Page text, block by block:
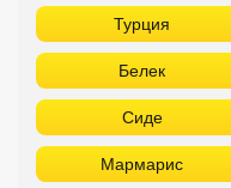
Турция
Белек
Сиде
Мармарис